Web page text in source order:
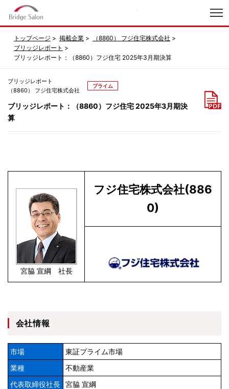
トップページ 掲載企業
（8860） フジ住宅株式会社
ブリッジレポート
ブリッジレポート：（8860）フジ住宅 2025年3月期決算
ブリッジレポート
（8860） フジ住宅株式会社
プライム
ブリッジレポート：（8860）フジ住宅 2025年3月期決
算
宮脇 宣綱 社長
フジ住宅株式会社(886
0)
会社情報
市場
東証プライム市場
業種
不動産業
代表取締役社長
宮脇 宣綱